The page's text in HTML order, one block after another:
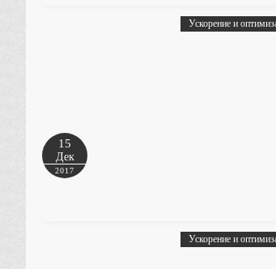
Ускорение и
15
Дек
2017
Ускорение и